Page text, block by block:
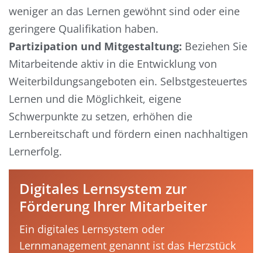
weniger an das Lernen gewöhnt sind oder eine
geringere Qualifikation haben.
Partizipation und Mitgestaltung: Beziehen Sie
Mitarbeitende aktiv in die Entwicklung von
Weiterbildungsangeboten ein. Selbstgesteuertes
Lernen und die Möglichkeit, eigene
Schwerpunkte zu setzen, erhöhen die
Lernbereitschaft und fördern einen nachhaltigen
Lernerfolg.
Digitales Lernsystem zur
Förderung Ihrer Mitarbeiter
Ein digitales Lernsystem oder
Lernmanagement genannt ist das Herzstück